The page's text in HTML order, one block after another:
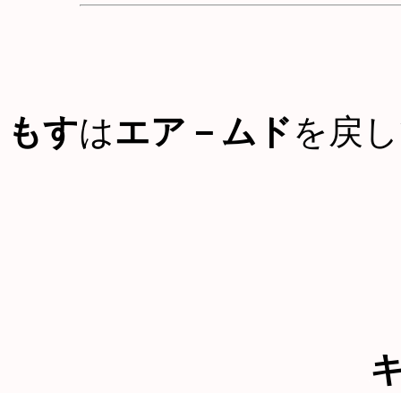
もすはエア－ムドを戻